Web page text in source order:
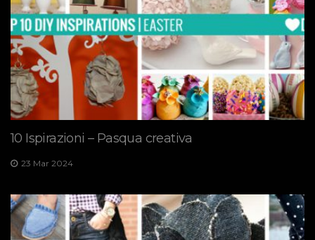
10 Ispirazioni – Pasqua creativa
23 Mar 2024